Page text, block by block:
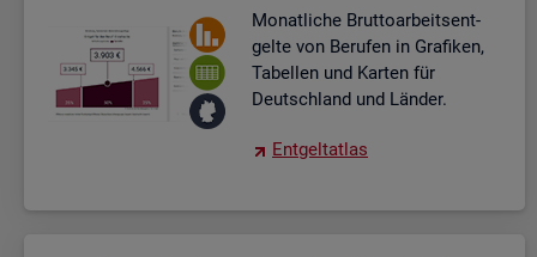
Mo­nat­li­che Brut­to­ar­beits­ent­
gel­te von Be­ru­fen in Gra­fi­ken,
Ta­bel­len und Kar­ten für
Deutsch­land und Län­der.
Ent­gel­t­at­las